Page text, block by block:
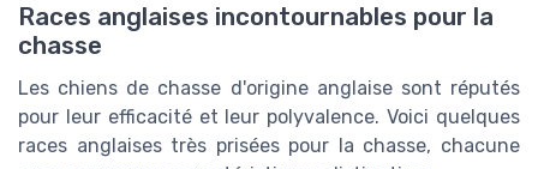
Races anglaises incontournables pour la
chasse
Les chiens de chasse d'origine anglaise sont réputés
pour leur efficacité et leur polyvalence. Voici quelques
races anglaises très prisées pour la chasse, chacune